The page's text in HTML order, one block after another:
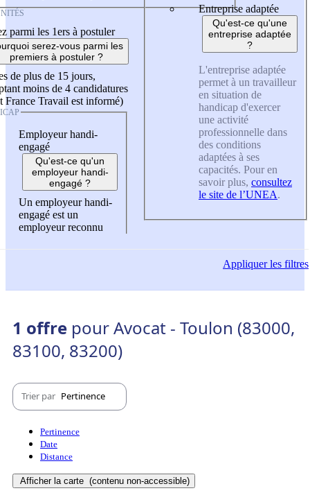
parmi les 1ers à postuler
serez-vous parmi les
premiers à postuler ?
de plus de 15 jours,
moins de 4 candidatures
France Travail est informé)
Employeur handi-
engagé
Qu'est-ce qu'un
employeur handi-
engagé ?
Un employeur handi-
engagé est un
employeur reconnu
Entreprise adaptée
Qu'est-ce qu'une
entreprise adaptée
?
L'entreprise adaptée
permet à un travailleur
en situation de
handicap d'exercer
une activité
professionnelle dans
des conditions
adaptées à ses
capacités. Pour en
savoir plus, consultez
le site de l’UNEA.
Appliquerles filtres
1 offre pour Avocat - Toulon (83000,
83100, 83200)
Trier par Pertinence
Pertinence
Date
Distance
Afficher la carte (contenu non-accessible)